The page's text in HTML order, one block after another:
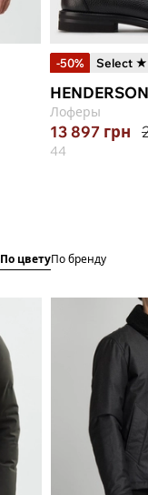
-50% Select ★
Лоферы
13 897 грн
44
По цветуПо бренду